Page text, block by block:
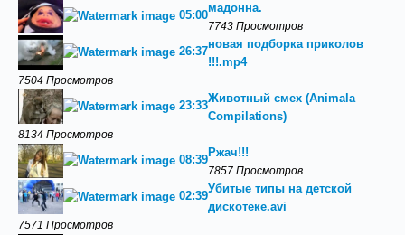
05:00
мадонна.
7743 Просмотров
26:37
новая подборка приколов
!!!.mp4
7504 Просмотров
23:33
Животный смех (Animala
Compilations)
8134 Просмотров
08:39
Ржач!!!
7857 Просмотров
02:39
Убитые типы на детской
дискотеке.avi
7571 Просмотров